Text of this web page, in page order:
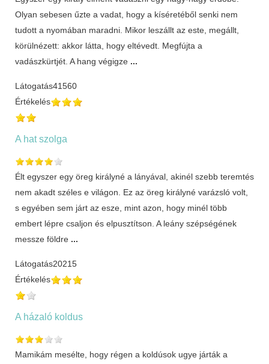
Olyan sebesen űzte a vadat, hogy a kíséretéből senki nem
tudott a nyomában maradni. Mikor leszállt az este, megállt,
körülnézett: akkor látta, hogy eltévedt. Megfújta a
vadászkürtjét. A hang végigze ...
Látogatás41560
Értékelés
A hat szolga
Élt egyszer egy öreg királyné a lányával, akinél szebb teremtés
nem akadt széles e világon. Ez az öreg királyné varázsló volt,
s egyében sem járt az esze, mint azon, hogy minél több
embert lépre csaljon és elpusztítson. A leány szépségének
messze földre ...
Látogatás20215
Értékelés
A házaló koldus
Mamikám mesélte, hogy régen a koldúsok ugye járták a